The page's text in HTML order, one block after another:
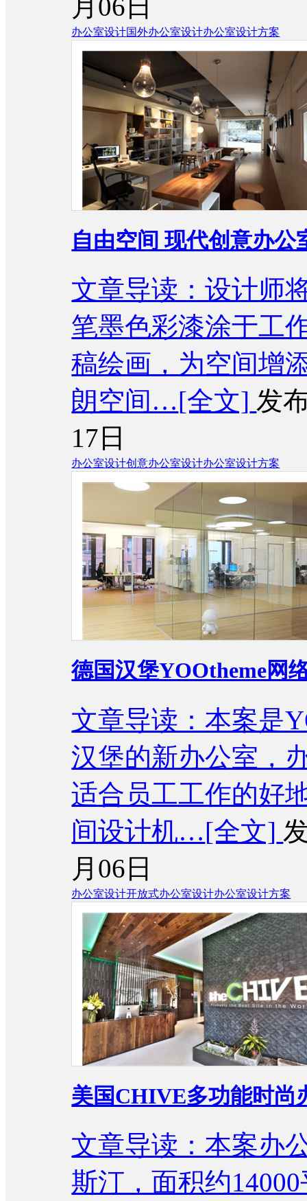
月06日
办公室设计国外办公室设计办公室设计方案
自由空间 现代创意办公
文章导读：设计师
笔墨色彩漆涂于工
稿绘画，为空间增
朗空间…[全文] 发
17日
办公室设计创意办公室设计办公室设计方案
德国汉堡YOOtheme网
文章导读：本案是
汉堡的新办公室，
适合员工工作的好
间设计机…[全文]
月06日
办公室设计开放式办公室设计办公室设计方案
美国CHIVE多功能时尚
文章导读：本案办
斯汀，面积约